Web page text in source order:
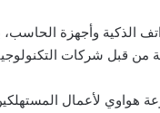
الذكية وأجهزة
من قبل شركات التكنولوجيا